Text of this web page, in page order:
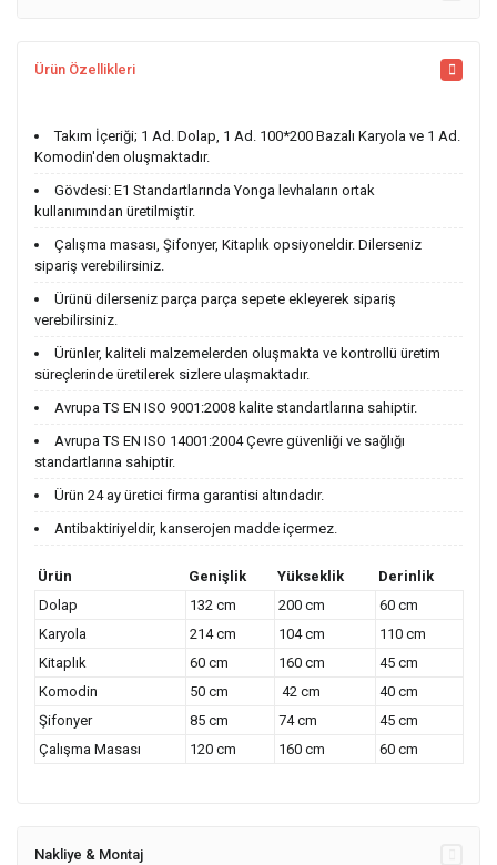
Ürün Özellikleri
Takım İçeriği; 1 Ad. Dolap, 1 Ad. 100*200 Bazalı Karyola ve 1 Ad.
Komodin'den oluşmaktadır.
Gövdesi: E1 Standartlarında Yonga levhaların ortak
kullanımından üretilmiştir.
Çalışma masası, Şifonyer, Kitaplık opsiyoneldir. Dilerseniz
sipariş verebilirsiniz.
Ürünü dilerseniz parça parça sepete ekleyerek sipariş
verebilirsiniz.
Ürünler, kaliteli malzemelerden oluşmakta ve kontrollü üretim
süreçlerinde üretilerek sizlere ulaşmaktadır.
Avrupa TS EN ISO 9001:2008 kalite standartlarına sahiptir.
Avrupa TS EN ISO 14001:2004 Çevre güvenliği ve sağlığı
standartlarına sahiptir.
Ürün 24 ay üretici firma garantisi altındadır.
Antibaktiriyeldir, kanserojen madde içermez.
Ürün Genişlik Yükseklik
Derinlik
Dolap
132 cm 200 cm
60 cm
Karyola
214 cm 104 cm
110 cm
Kitaplık
60 cm 160 cm
45 cm
Komodin
50 cm 42 cm
40 cm
Şifonyer
85 cm 74 cm
45 cm
Çalışma Masası
120 cm 160 cm 60 cm
Nakliye & Montaj